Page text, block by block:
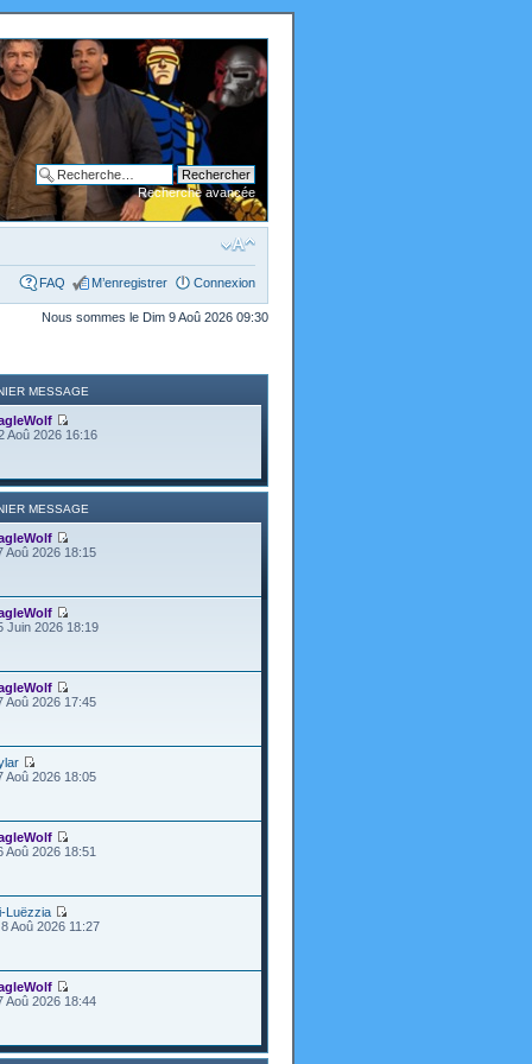
Recherche avancée
FAQ M’enregistrer Connexion
Nous sommes le Dim 9 Aoû 2026 09:30
MESSAGE
Aoû 2026 16:16
MESSAGE
Aoû 2026 18:15
Juin 2026 18:19
Aoû 2026 17:45
Aoû 2026 18:05
Aoû 2026 18:51
Luëzzia
Aoû 2026 11:27
Aoû 2026 18:44